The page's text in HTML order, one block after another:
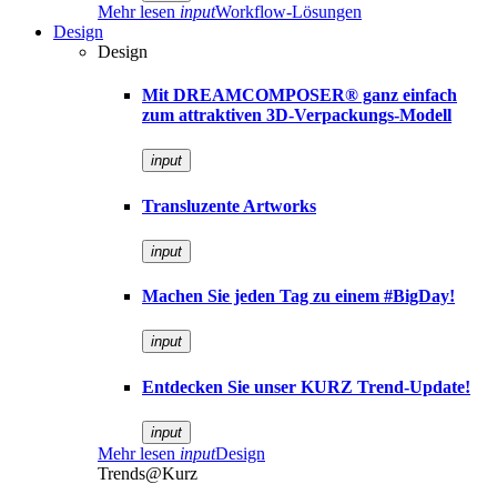
Mehr lesen inputWorkflow-Lösungen
Design
Design
Mit DREAMCOMPOSER® ganz einfach
zum attraktiven 3D-Verpackungs-Modell
input
Transluzente Artworks
input
Machen Sie jeden Tag zu einem #BigDay!
input
Entdecken Sie unser KURZ Trend-Update!
input
Mehr lesen inputDesign
Trends@Kurz